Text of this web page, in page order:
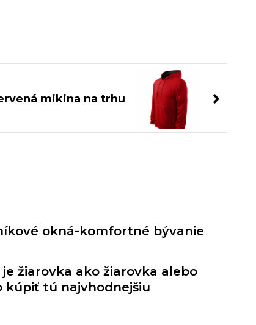
mikina na trhu
okná-komfortné bývanie
je žiarovka ako žiarovka alebo
kúpiť tú najvhodnejšiu